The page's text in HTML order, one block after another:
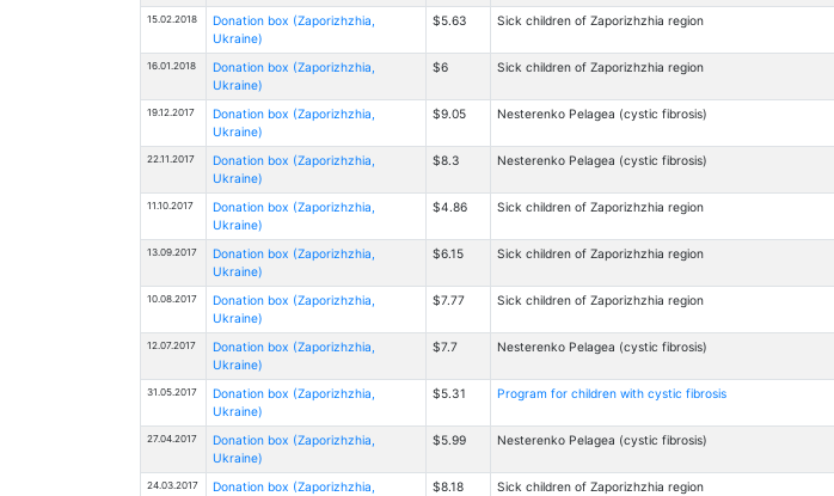
15.02.2018
Donation box (Zaporizhzhia,
Ukraine)
$5.63 Sick children of Zaporizhzhia region
16.01.2018
Donation box (Zaporizhzhia,
Ukraine)
$6 Sick children of Zaporizhzhia region
19.12.2017
Donation box (Zaporizhzhia,
Ukraine)
$9.05 Nesterenko Pelagea (cystic fibrosis)
22.11.2017
Donation box (Zaporizhzhia,
Ukraine)
$8.3 Nesterenko Pelagea (cystic fibrosis)
11.10.2017
Donation box (Zaporizhzhia,
Ukraine)
$4.86 Sick children of Zaporizhzhia region
13.09.2017
Donation box (Zaporizhzhia,
Ukraine)
$6.15 Sick children of Zaporizhzhia region
10.08.2017
Donation box (Zaporizhzhia,
Ukraine)
$7.77 Sick children of Zaporizhzhia region
12.07.2017
Donation box (Zaporizhzhia,
Ukraine)
$7.7 Nesterenko Pelagea (cystic fibrosis)
31.05.2017
Donation box (Zaporizhzhia,
Ukraine)
$5.31 Program for children with cystic fibrosis
27.04.2017
Donation box (Zaporizhzhia,
Ukraine)
$5.99 Nesterenko Pelagea (cystic fibrosis)
24.03.2017
Donation box (Zaporizhzhia,
$8.18 Sick children of Zaporizhzhia region